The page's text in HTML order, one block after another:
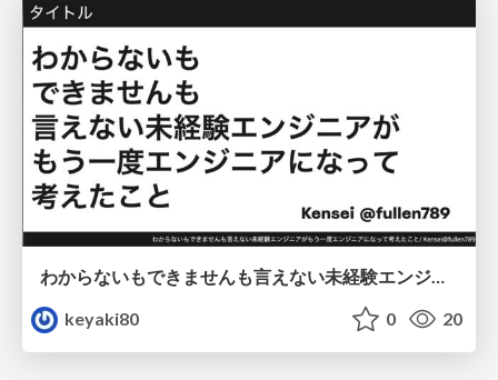
わからないもできませんも言えない未経験エンジニアがもう一度エンジニアになって考えたこと
keyaki80
0 20